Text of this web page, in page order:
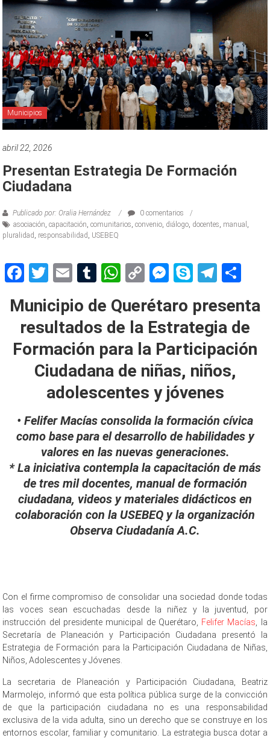
Municipios
abril 22, 2026
Presentan Estrategia De Formación
Ciudadana
Publicado por: Oralia Hernández
0 comentarios
asociación ,capacitación ,comunitarios ,convenio diálogo docentes manual
pluralidad
responsabilidad USEBEQ
Facebook
Twitter
EmailTumblr
WhatsApp
CopyMessenger
Skype
Municipio de Querétaro presenta
resultados de la Estrategia de
Formación para la Participación
Ciudadana de niñas, niños,
adolescentes y jóvenes
• Felifer Macías consolida la formación cívica
como base para el desarrollo de habilidades y
valores en las nuevas generaciones.
* La iniciativa contempla la capacitación de más
de tres mil docentes, manual de formación
ciudadana, videos y materiales didácticos en
colaboración con la USEBEQ y la organización
Observa Ciudadanía A.C.
Con el firme compromiso de consolidar una sociedad donde todas
las voces sean escuchadas desde la niñez y la juventud, por
instrucción del presidente municipal de Querétaro, Felifer Macías , la
Secretaría de Planeación y Participación Ciudadana presentó la
Estrategia de Formación para la Participación Ciudadana de Niñas,
Niños, Adolescentes y Jóvenes.
La secretaria de Planeación y Participación Ciudadana, Beatriz
Marmolejo, informó que esta política pública surge de la convicción
de que la participación ciudadana no es una responsabilidad
exclusiva de la vida adulta, sino un derecho que se construye en los
entornos escolar, familiar y comunitario. La estrategia busca dotar a